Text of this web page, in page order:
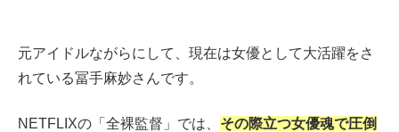
元アイドルながらにして、現在は女優として大活躍をさ
れている冨手麻妙さんです。
NETFLIXの「全裸監督」では、 その際立つ女優魂で圧倒